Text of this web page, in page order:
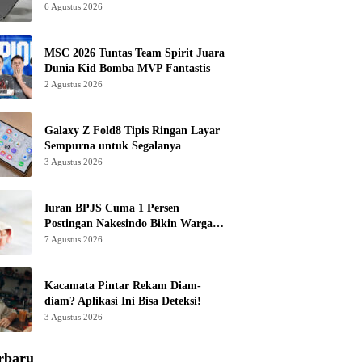
6 Agustus 2026
MSC 2026 Tuntas Team Spirit Juara
Dunia Kid Bomba MVP Fantastis
2 Agustus 2026
Galaxy Z Fold8 Tipis Ringan Layar
Sempurna untuk Segalanya
3 Agustus 2026
Iuran BPJS Cuma 1 Persen
Postingan Nakesindo Bikin Warganet
Murka
7 Agustus 2026
Kacamata Pintar Rekam Diam-
diam? Aplikasi Ini Bisa Deteksi!
3 Agustus 2026